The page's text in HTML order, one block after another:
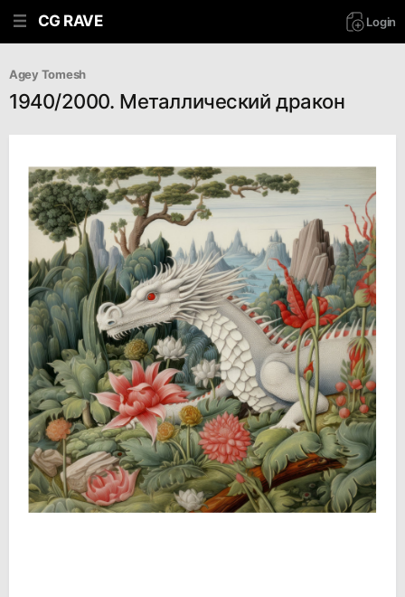
CG RAVE Login
Agey Tomesh
1940/2000. Металлический дракон